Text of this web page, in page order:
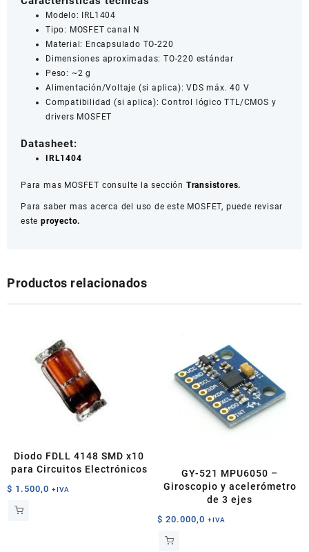
Modelo: IRL1404
Tipo: MOSFET canal N
Material: Encapsulado TO-220
Dimensiones aproximadas: TO-220 estándar
Peso: ~2 g
Alimentación/Voltaje (si aplica): VDS máx. 40 V
Compatibilidad (si aplica): Control lógico TTL/CMOS y
drivers MOSFET
Datasheet:
IRL1404
Para mas MOSFET consulte la sección Transistores.
Para saber mas acerca del uso de este MOSFET, puede revisar
este proyecto.
Productos relacionados
Diodo FDLL 4148 SMD x10
para Circuitos Electrónicos
$ 1.500,0 +IVA
GY-521 MPU6050 –
Giroscopio y acelerómetro
de 3 ejes
$ 20.000,0 +IVA